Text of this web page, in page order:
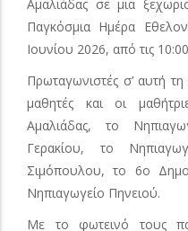
Αμαλιάδας σε μια
Παγκόσμια Ημέρα
Ιουνίου 2026, από τις
Πρωταγωνιστές σ’ αυτή τη
μαθητές και οι
Αμαλιάδας, το
Γερακίου, το
Σιμόπουλου, το 6ο
Νηπιαγωγείο Πηνειού.
Με το φωτεινό τους